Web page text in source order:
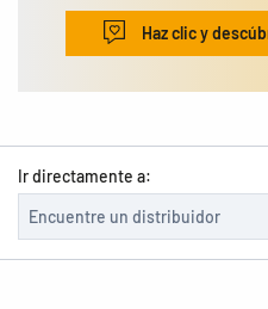
Haz clic y
Ir directamente a: